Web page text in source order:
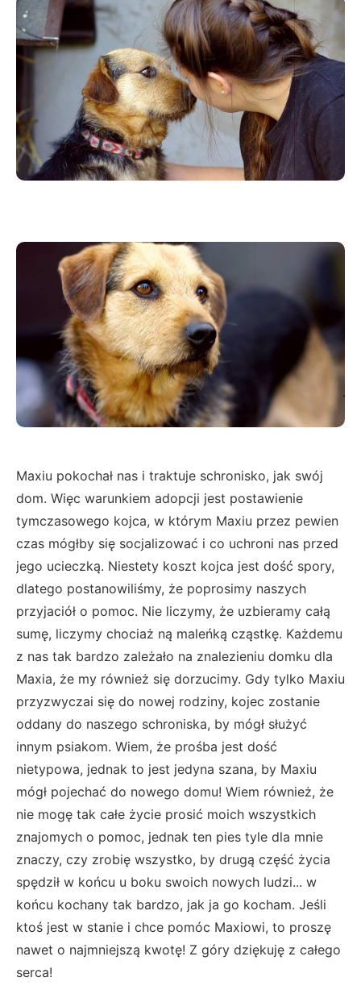
Maxiu pokochał nas i traktuje schronisko, jak swój
dom. Więc warunkiem adopcji jest postawienie
tymczasowego kojca, w którym Maxiu przez pewien
czas mógłby się socjalizować i co uchroni nas przed
jego ucieczką. Niestety koszt kojca jest dość spory,
dlatego postanowiliśmy, że poprosimy naszych
przyjaciół o pomoc. Nie liczymy, że uzbieramy całą
sumę, liczymy chociaż ną maleńką cząstkę. Każdemu
z nas tak bardzo zależało na znalezieniu domku dla
Maxia, że my również się dorzucimy. Gdy tylko Maxiu
przyzwyczai się do nowej rodziny, kojec zostanie
oddany do naszego schroniska, by mógł służyć
innym psiakom. Wiem, że prośba jest dość
nietypowa, jednak to jest jedyna szana, by Maxiu
mógł pojechać do nowego domu! Wiem również, że
nie mogę tak całe życie prosić moich wszystkich
znajomych o pomoc, jednak ten pies tyle dla mnie
znaczy, czy zrobię wszystko, by drugą część życia
spędził w końcu u boku swoich nowych ludzi... w
końcu kochany tak bardzo, jak ja go kocham. Jeśli
ktoś jest w stanie i chce pomóc Maxiowi, to proszę
nawet o najmniejszą kwotę! Z góry dziękuję z całego
serca!